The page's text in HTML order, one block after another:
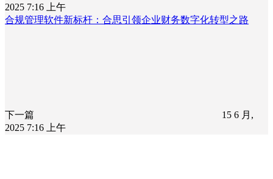
2025 7:16 上午
合规管理软件新标杆：合思引领企业财务数字化转型之路
下一篇
15 6 月,
2025 7:16 上午